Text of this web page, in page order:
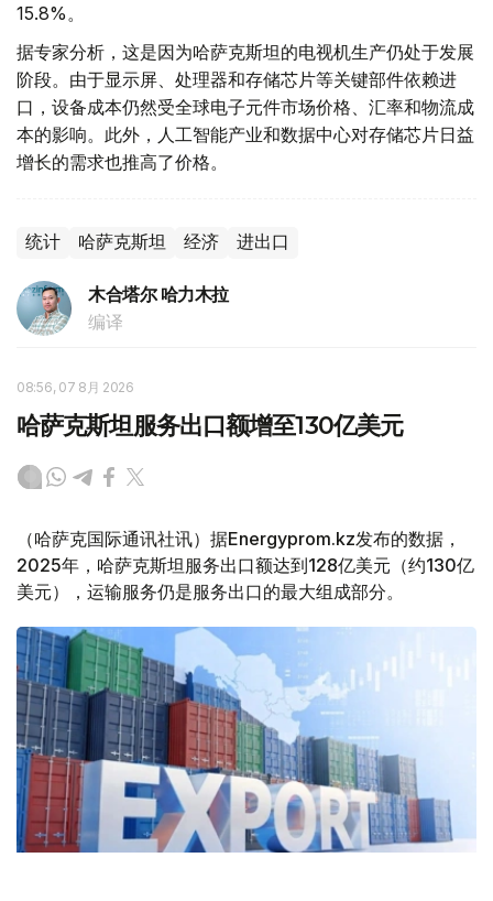
15.8%。
据专家分析，这是因为哈萨克斯坦的电视机生产仍处于发展
阶段。由于显示屏、处理器和存储芯片等关键部件依赖进
口，设备成本仍然受全球电子元件市场价格、汇率和物流成
本的影响。此外，人工智能产业和数据中心对存储芯片日益
增长的需求也推高了价格。
统计 哈萨克斯坦 经济 进出口
木合塔尔 哈力木拉
编译
08:56, 07 8月 2026
哈萨克斯坦服务出口额增至130亿美元
（哈萨克国际通讯社讯）据Energyprom.kz发布的数据，
2025年，哈萨克斯坦服务出口额达到128亿美元（约130亿
美元），运输服务仍是服务出口的最大组成部分。